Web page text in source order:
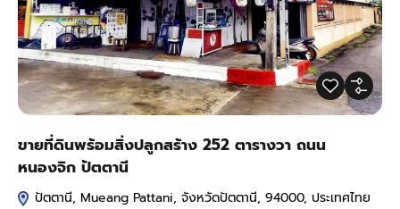
ขายที่ดินพร้อมสิ่งปลูกสร้าง 252 ตารางวา ถนน
หนองจิก ปัตตานี
ปัตตานี, Mueang Pattani, จังหวัดปัตตานี, 94000, ประเทศไทย